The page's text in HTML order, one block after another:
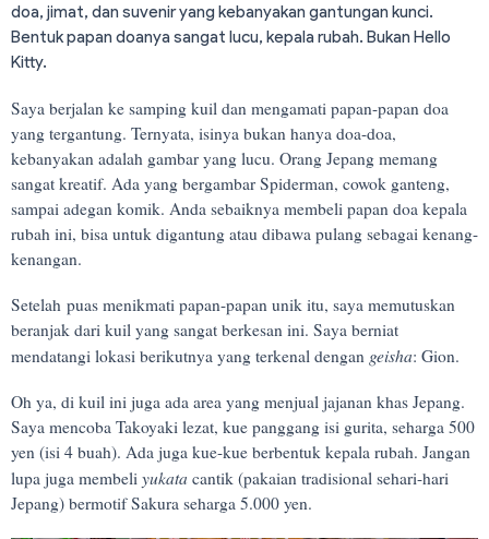
doa, jimat, dan suvenir yang kebanyakan gantungan kunci.
Bentuk papan doanya sangat lucu, kepala rubah. Bukan Hello
Kitty.
Saya berjalan ke samping kuil dan mengamati papan-papan doa
yang tergantung. Ternyata, isinya bukan hanya doa-doa,
kebanyakan adalah gambar yang lucu. Orang Jepang memang
sangat kreatif. Ada yang bergambar Spiderman, cowok ganteng,
sampai adegan komik. Anda sebaiknya membeli papan doa kepala
rubah ini, bisa untuk digantung atau dibawa pulang sebagai kenang-
kenangan.
Setelah puas menikmati papan-papan unik itu, saya memutuskan
beranjak dari kuil yang sangat berkesan ini. Saya berniat
mendatangi lokasi berikutnya yang terkenal dengan geisha: Gion.
Oh ya, di kuil ini juga ada area yang menjual jajanan khas Jepang.
Saya mencoba Takoyaki lezat, kue panggang isi gurita, seharga 500
yen (isi 4 buah). Ada juga kue-kue berbentuk kepala rubah. Jangan
lupa juga membeli yukata cantik (pakaian tradisional sehari-hari
Jepang) bermotif Sakura seharga 5.000 yen.